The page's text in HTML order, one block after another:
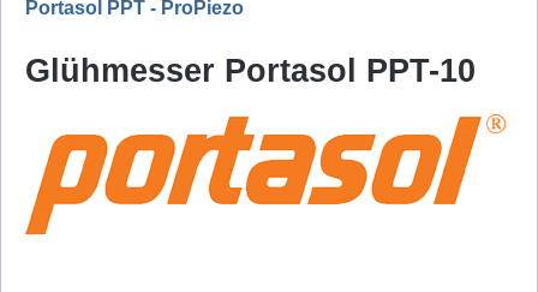
Portasol PPT - ProPiezo
Glühmesser Portasol PPT-10